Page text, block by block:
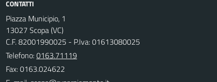
CONTATTI
Piazza Municipio, 1
13027 Scopa (VC)
C.F. 82001990025 - P.Iva: 01613080025
Telefono:0163.71119
Fax: 0163.024622